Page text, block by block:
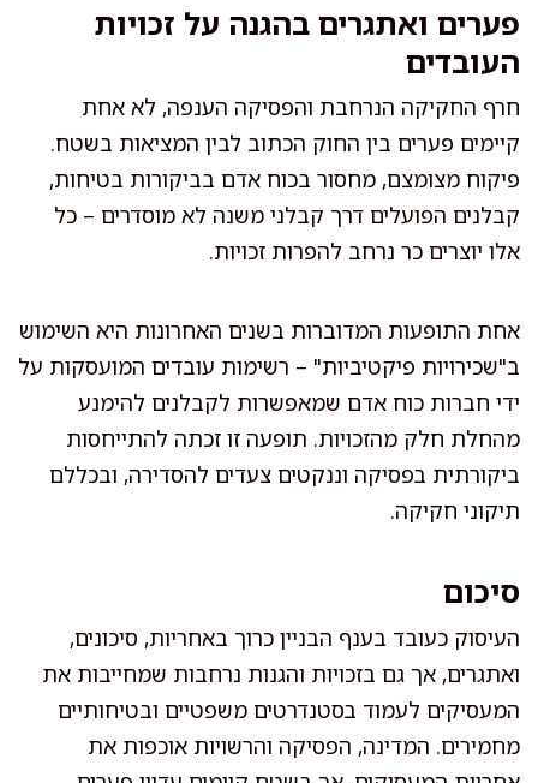
פערים ואתגרים בהגנה על זכויות
העובדים
חרף החקיקה הנרחבת והפסיקה הענפה, לא אחת
קיימים פערים בין החוק הכתוב לבין המציאות בשטח.
פיקוח מצומצם, מחסור בכוח אדם בביקורות בטיחות,
קבלנים הפועלים דרך קבלני משנה לא מוסדרים – כל
אלו יוצרים כר נרחב להפרות זכויות.
אחת התופעות המדוברות בשנים האחרונות היא השימוש
ב"שכירויות פיקטיביות" – רשימות עובדים המועסקות על
ידי חברות כוח אדם שמאפשרות לקבלנים להימנע
מהחלת חלק מהזכויות. תופעה זו זכתה להתייחסות
ביקורתית בפסיקה וננקטים צעדים להסדירה, ובכללם
תיקוני חקיקה.
סיכום
העיסוק כעובד בענף הבניין כרוך באחריות, סיכונים,
ואתגרים, אך גם בזכויות והגנות נרחבות שמחייבות את
המעסיקים לעמוד בסטנדרטים משפטיים ובטיחותיים
מחמירים. המדינה, הפסיקה והרשויות אוכפות את